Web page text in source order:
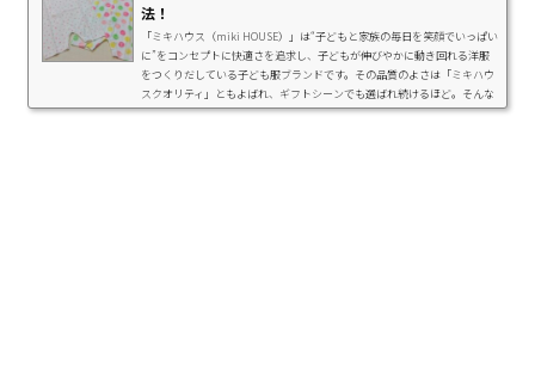
法！
「ミキハウス（miki HOUSE）」は“子どもと家族の毎日を笑顔でいっぱい
に”をコンセプトに快適さを追求し、子どもが伸びやかに動き回れる洋服
をつくりだしている子ども服ブランドです。その品質のよさは「ミキハウ
スクオリティ」ともよばれ、ギフトシーンでも選ばれ続けるほど。そんな
ミキハウスもアウトレット店ならお得に手に入れることができるので、今